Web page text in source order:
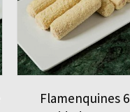
Flamenquines 6